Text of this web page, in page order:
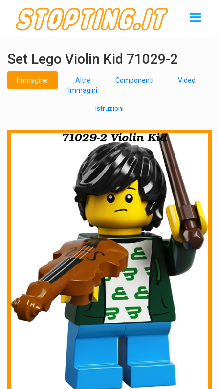
Set Lego Violin Kid 71029-2
Immagine
Altre
Immagini
Componenti Video
Istruzioni